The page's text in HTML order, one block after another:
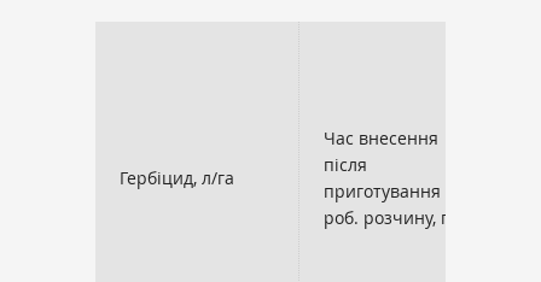
Гербіцид, л/га
Час внесення
після
приготування
роб. розчину, год.